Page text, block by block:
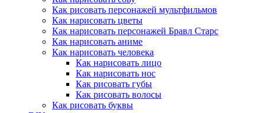
Как рисовать персонажей мультфильмов
Как нарисовать цветы
Как нарисовать персонажей Бравл Старс
Как нарисовать аниме
Как нарисовать человека
Как нарисовать лицо
Как нарисовать нос
Как рисовать губы
Как рисовать волосы
Как рисовать буквы